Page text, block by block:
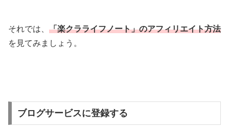
それでは、 「楽クラライフノート」のアフィリエイト方法
を見てみましょう。
ブログサービスに登録する